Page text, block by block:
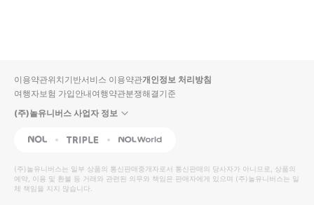
입니
다.
높
은
순
동
영
상
순
상
이용약관위치기반서비스 이용약관개인정보 처리방침
여행자보험 가입안내여행약관분쟁해결기준
(주)놀유니버스 사업자 정보
NOL Triple Interpark Global
(주)놀유니버스는 일부 상품의 통신판매중개자로서 통신판매의 당사자가 아니므로, 상품의
예약, 이용 및 환불 등 거래와 관련된 의무와 책임은 판매자에게 있으며 (주)놀유니버스는 일
체 책임을 지지 않습니다.